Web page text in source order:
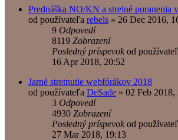
Prednáška NO/KN a strelné poranenia
od používateľa rebels » 26 Dec 2016,
9 Odpovedí
8119 Zobrazení
Posledný príspevok od
16 Apr 2018, 20:52
Jarné stretnutie webfórákov 2018
od používateľa DeSade » 02 Feb 2018,
3 Odpovedí
4930 Zobrazení
Posledný príspevok od
27 Mar 2018, 19:13